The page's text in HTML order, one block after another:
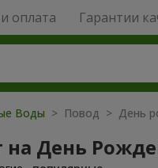
оплата Гарантии
Воды > Повод > День
на День